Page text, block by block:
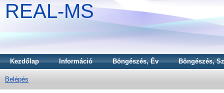
REAL-MS
Kezdőlap Információ Böngészés, Év Böngészés,
Belépés